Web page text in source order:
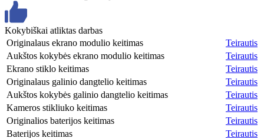
Kokybiškai atliktas darbas
Originalaus ekrano modulio keitimas
Teirautis
Aukštos kokybės ekrano modulio keitimas
Teirautis
Ekrano stiklo keitimas
Teirautis
Originalaus galinio dangtelio keitimas
Teirautis
Aukštos kokybės galinio dangtelio keitimas
Teirautis
Kameros stikliuko keitimas
Teirautis
Originalios baterijos keitimas
Teirautis
Baterijos keitimas
Teirautis